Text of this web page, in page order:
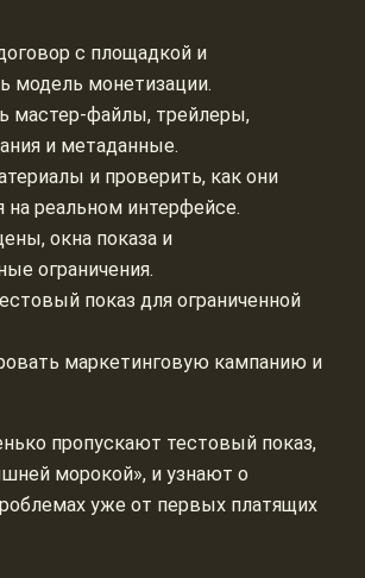
с площадкой и
модель монетизации.
мастер‑файлы, трейлеры,
и метаданные.
и проверить, как они
реальном интерфейсе.
окна показа и
ограничения.
показ для ограниченной
маркетинговую кампанию и
пропускают тестовый показ,
морокой», и узнают о
уже от первых платящих